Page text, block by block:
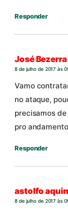
Responder
José Bezerra
8 de julho de 2017 às
Vamo
no ataque,
precisamos
pro
Responder
astolfo
8 de julho de 2017 às